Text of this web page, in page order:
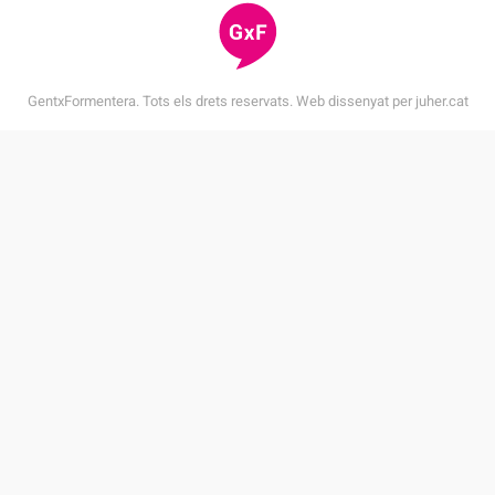
GentxFormentera. Tots els drets reservats. Web dissenyat per juher.cat